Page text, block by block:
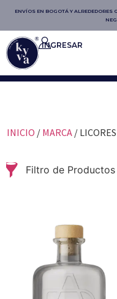
ENVÍOS EN BOGOTÁ Y ALREDEDORES
INGRESAR
INICIO / MARCA /
Filtro de Productos